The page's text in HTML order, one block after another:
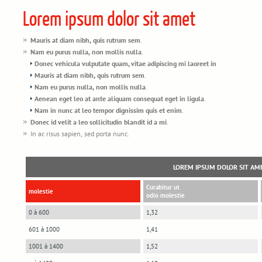
Lorem ipsum dolor sit amet
Mauris at diam nibh, quis rutrum sem.
Nam eu purus nulla, non mollis nulla.
Donec vehicula vulputate quam, vitae adipiscing mi laoreet in
Mauris at diam nibh, quis rutrum sem.
Nam eu purus nulla, non mollis nulla.
Aenean eget leo at ante aliquam consequat eget in ligula.
Nam in nunc at leo tempor dignissim quis et enim.
Donec id velit a leo sollicitudin blandit id a mi.
In ac risus sapien, sed porta nunc.
LOREM IPSUM DOLOR SIT
molestie
Curabitur ut
odio molestie
0 à 600 1,32
601 à 1000 1,41
1001 à 1400 1,52